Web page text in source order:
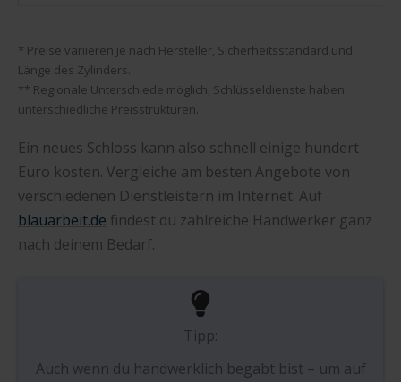
* Preise variieren je nach Hersteller, Sicherheitsstandard und
Länge des Zylinders.
** Regionale Unterschiede möglich, Schlüsseldienste haben
unterschiedliche Preisstrukturen.
Ein neues Schloss kann also schnell einige hundert
Euro kosten. Vergleiche am besten Angebote von
verschiedenen Dienstleistern im Internet. Auf
blauarbeit.de findest du zahlreiche Handwerker ganz
nach deinem Bedarf.
Tipp:
Auch wenn du handwerklich begabt bist – um auf